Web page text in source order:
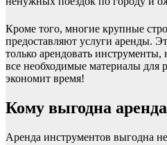
Кроме того, многие крупные
предоставляют услуги аренды.
только арендовать инструменты,
все необходимые материалы для
экономит время!
Кому выгодна
Аренда инструментов выгодна